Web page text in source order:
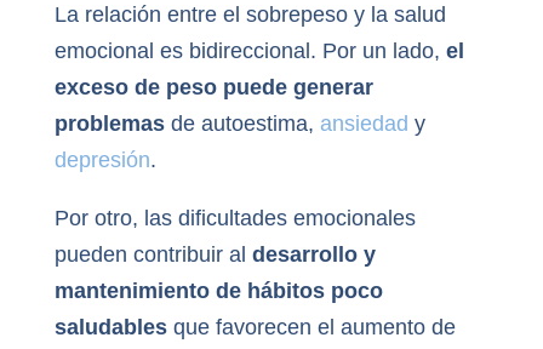
La relación entre el sobrepeso y la salud
emocional es bidireccional. Por un lado, el
exceso de peso puede generar
problemasde autoestima, ansiedad y
depresión.
Por otro, las dificultades emocionales
pueden contribuir al desarrollo y
mantenimiento de hábitos poco
saludablesque favorecen el aumento de